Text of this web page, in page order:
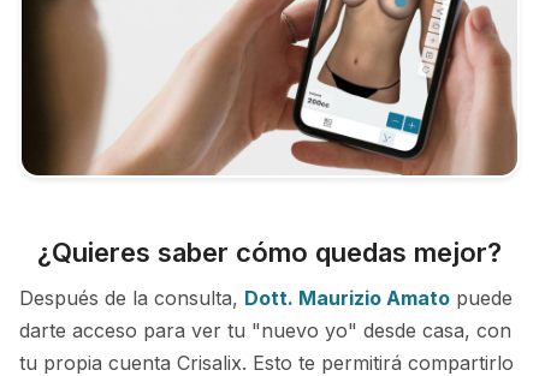
¿Quieres saber cómo quedas mejor?
Después de la consulta, Dott. Maurizio Amato puede
darte acceso para ver tu "nuevo yo" desde casa, con
tu propia cuenta Crisalix. Esto te permitirá compartirlo